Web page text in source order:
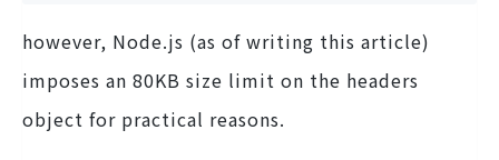
however, Node.js (as of writing this article)
imposes an 80KB size limit on the headers
object for practical reasons.